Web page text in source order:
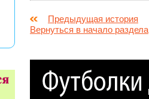
Предыдущая история
Вернуться в начало раздела